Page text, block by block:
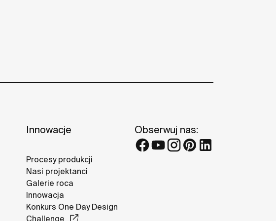
Innowacje
Procesy produkcji
Nasi projektanci
Galerie roca
Innowacja
Konkurs One Day Design
Challenge
Obserwuj nas: